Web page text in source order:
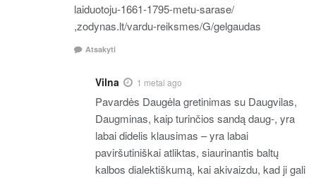
laiduotoju-1661-1795-metu-sarase/
,zodynas.lt/vardu-reiksmes/G/gelgaudas
Atsakyti
Vilna 1 metai ago
Pavardės Daugėla gretinimas su Daugvilas,
Daugminas, kaip turinčios sandą daug-, yra
labai didelis klausimas – yra labai
paviršutiniškai atliktas, siaurinantis baltų
kalbos dialektiškumą, kai akivaizdu, kad ji gali